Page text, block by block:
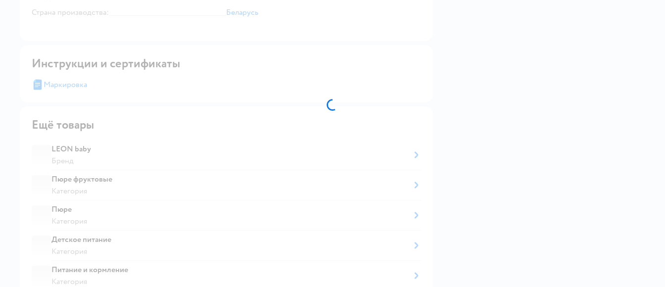
Страна производства:
Беларусь
Инструкции и сертификаты
Маркировка
Ещё товары
LEON baby
Бренд
Пюре фруктовые
Категория
Пюре
Категория
Детское питание
Категория
Питание и кормление
Категория